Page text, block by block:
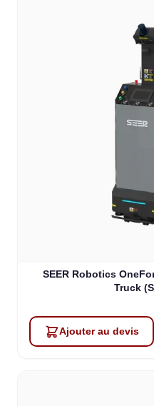
SEER Robotics
Truck
Ajouter au devis